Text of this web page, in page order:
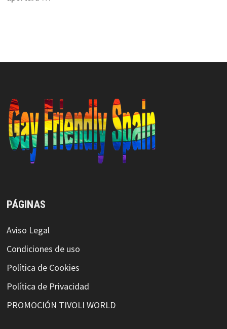
PÁGINAS
Aviso Legal
Condiciones de uso
Política de Cookies
Política de Privacidad
PROMOCIÓN TIVOLI WORLD